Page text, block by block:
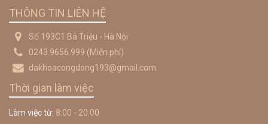
THÔNG TIN LIÊN HỆ
Số 193C1 Bà Triệu - Hà Nội
0243.9656.999 (Miễn phí)
dakhoacongdong193@gmail.com
Thời gian làm việc
Làm việc từ: 8:00 - 20:00